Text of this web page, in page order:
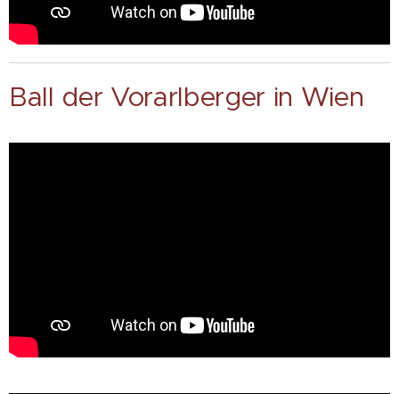
Ball der Vorarlberger in Wien